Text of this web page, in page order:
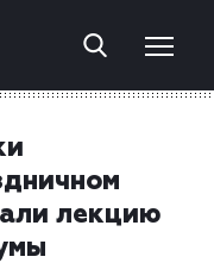
лекцию